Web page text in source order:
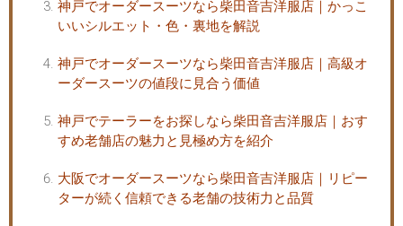
神戸でオーダースーツなら柴田音吉洋服店｜かっこ
いいシルエット・色・裏地を解説
神戸でオーダースーツなら柴田音吉洋服店｜高級オ
ーダースーツの値段に見合う価値
神戸でテーラーをお探しなら柴田音吉洋服店｜おす
すめ老舗店の魅力と見極め方を紹介
大阪でオーダースーツなら柴田音吉洋服店｜リピー
ターが続く信頼できる老舗の技術力と品質